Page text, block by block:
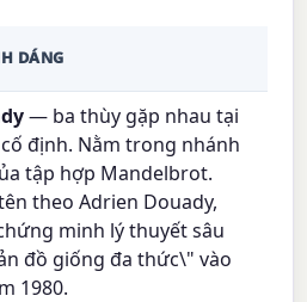
DÁNG
— ba thùy gặp nhau tại
định. Nằm trong nhánh
tập hợp Mandelbrot.
theo Adrien Douady,
minh lý thuyết sâu
đồ giống đa thức\" vào
1980.